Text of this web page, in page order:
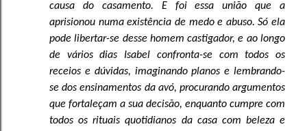
causa do casamento. E foi essa união que a
aprisionou numa existência de medo e abuso. Só ela
pode libertar-se desse homem castigador, e ao longo
de vários dias Isabel confronta-se com todos os
receios e dúvidas, imaginando planos e lembrando-
se dos ensinamentos da avó, procurando argumentos
que fortaleçam a sua decisão, enquanto cumpre com
todos os rituais quotidianos da casa com beleza e